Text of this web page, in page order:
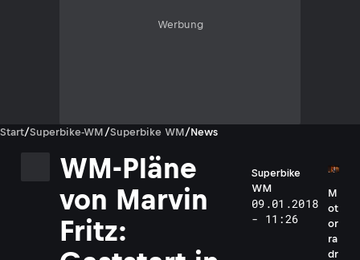
Werbung
Start/Superbike-WM /Superbike WM/News
WM-Pläne
von Marvin
Fritz:
Superbike
WM
09.01.2018
- 11:26
M
ot
or
ra
dr